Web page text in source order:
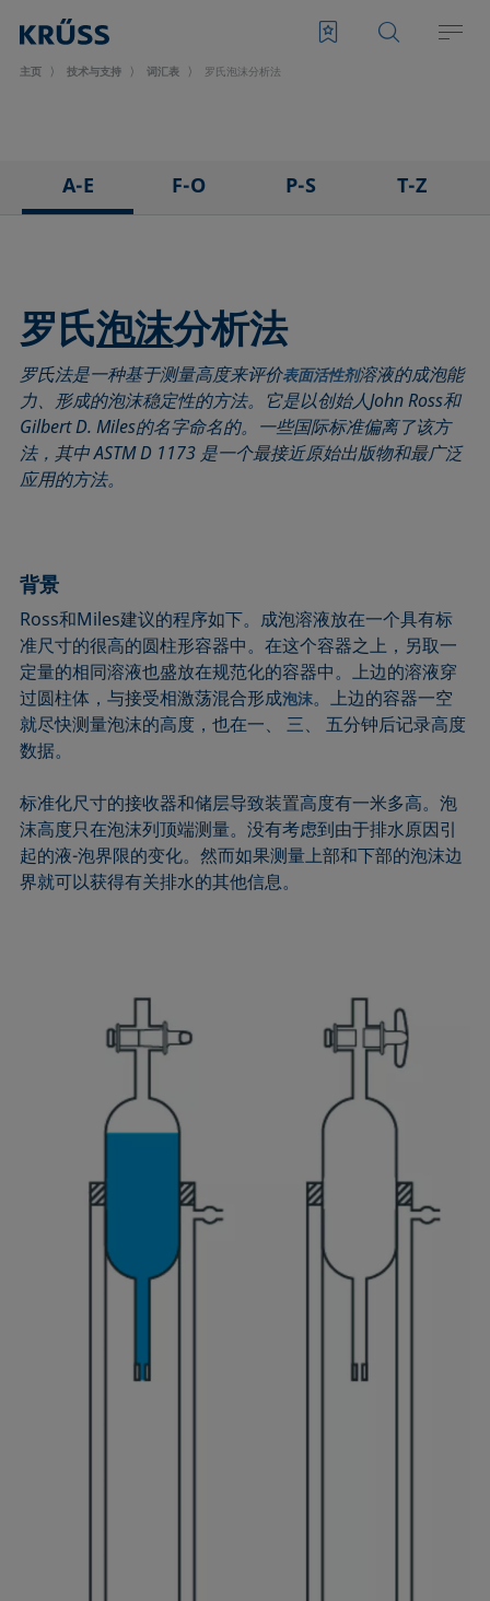
主页 技术与支持 词汇表 罗氏泡沫分析法
A-E
吸附系数
前进角
ASTM D 971
基线
气泡压力张力仪
捕泡法
受束座滴法
CMC和表面活性剂浓度
临界表面张力
去润湿
扩散系数
液滴形状分析
Du Noüy环法
动态接触角
Extended Fowkes法
F-O
发泡剂
Fowkes法
高宽法
滞后角
界面流变，表面流变
界面张力
莲花效应
吴氏法
Zisman法
胶束
微乳剂
Owens, Wendt, Rabel and Kaelble (OWRK)法
P-S
多项式法
后退角
脱环法
棒法
滚动角
罗氏泡沫分析法
旋转滴张力仪
铺展系数
滴重计
静态接触角
静态表面张力
表面年龄
表面过剩浓度
表面自由能
T-Z
顶视距离法
Washburn法
韦伯数
润湿性
润湿长度
润湿
粘附功
杨拉普拉斯拟合
杨氏方程
罗氏泡沫分析法
罗氏法是一种基于测量高度来评价表面活性剂溶液的成泡能
力、形成的泡沫稳定性的方法。它是以创始人John Ross和
Gilbert D. Miles的名字命名的。一些国际标准偏离了该方
法，其中 ASTM D 1173 是一个最接近原始出版物和最广泛
应用的方法。
背景
Ross和Miles建议的程序如下。成泡溶液放在一个具有标
准尺寸的很高的圆柱形容器中。在这个容器之上，另取一
定量的相同溶液也盛放在规范化的容器中。上边的溶液穿
过圆柱体，与接受相激荡混合形成泡沫。上边的容器一空
就尽快测量泡沫的高度，也在一、 三、 五分钟后记录高度
数据。
标准化尺寸的接收器和储层导致装置高度有一米多高。泡
沫高度只在泡沫列顶端测量。没有考虑到由于排水原因引
起的液-泡界限的变化。然而如果测量上部和下部的泡沫边
界就可以获得有关排水的其他信息。